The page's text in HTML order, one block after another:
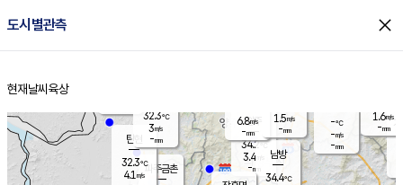
도시별관측 close
홈
현재날씨 육상
양주
34.2℃
3.4
-mm
파주금촌
-℃
-m/s
-mm
탄현
32.3℃
4.1 m/s
1.6m/s
-mm
남방
34.4℃
6.8m/s
-mm
32.3℃
3m/s
-mm
1.5m/s
-mm